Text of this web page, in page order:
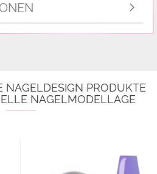
NAGELDESIGN PRODUKTE
NAGELMODELLAGE